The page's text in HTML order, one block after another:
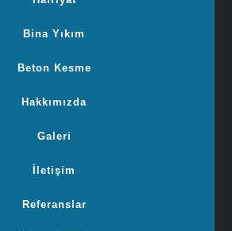
Bina Yıkım
Beton Kesme
Hakkımızda
Galeri
İletişim
Referanslar